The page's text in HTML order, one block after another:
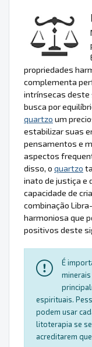
propriedades
complementa
intrínsecas deste
busca por
quartzo um
estabilizar suas
pensamentos e
aspectos
disso, o quartzo
inato de justiça e
capacidade de
combinação
harmoniosa que
positivos deste
É
espirituais.
podem usar
litoterapia se
acreditarem